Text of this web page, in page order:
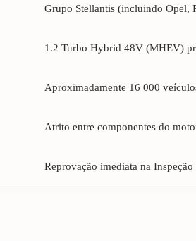
Grupo Stellantis (incluindo Opel,
1.2 Turbo Hybrid 48V (MHEV)
Aproximadamente 16 000
Atrito entre componentes do
Reprovação imediata na